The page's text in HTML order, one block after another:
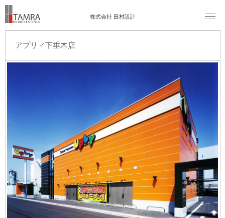
株式会社 田村設計
アプリィ下垂木店